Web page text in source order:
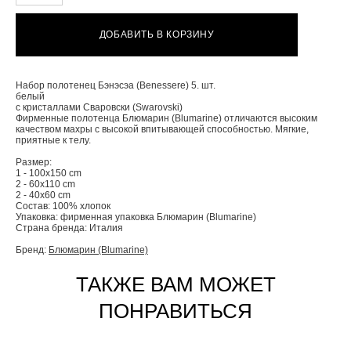
ДОБАВИТЬ В КОРЗИНУ
Hабор полотенец Бэнэсэа (Benessere) 5. шт.
белый
с кристаллами Сваровски (Swarovski)
Фирменные полотенца Блюмарин (Blumarine) отличаются высоким
качеством махры с высокой впитывающей способностью. Мягкие,
приятные к телу.
Размер:
1 - 100x150 cm
2 - 60x110 cm
2 - 40x60 cm
Состав: 100% хлопок
Упаковка: фирменная упаковка Блюмарин (Blumarine)
Страна бренда: Италия
Бренд: Блюмарин (Blumarine)
ТАКЖЕ ВАМ МОЖЕТ
ПОНРАВИТЬСЯ